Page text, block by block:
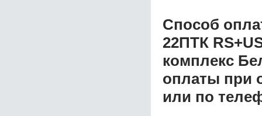
Способ
22ПТК
комплекс
оплаты при
или по